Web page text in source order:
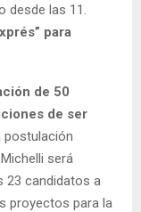
desde las 11.
para
de 50
de ser
postulación
será
23 candidatos a
proyectos para la